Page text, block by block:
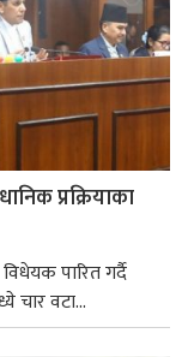
प्रक्रियाका
पारित गर्दै
चार वटा...